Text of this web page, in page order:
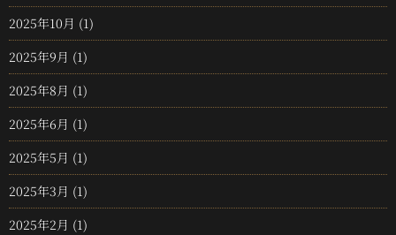
2025年10月 (1)
2025年9月 (1)
2025年8月 (1)
2025年6月 (1)
2025年5月 (1)
2025年3月 (1)
2025年2月 (1)